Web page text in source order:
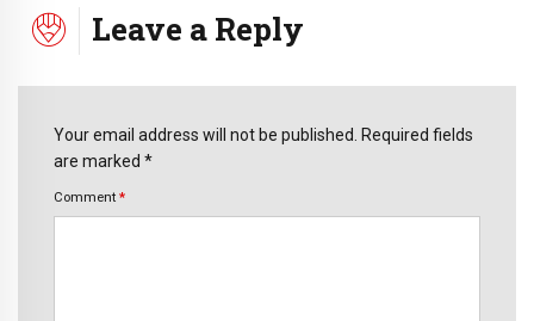
Leave a Reply
Your email address will not be published. Required fields
are marked *
Comment *